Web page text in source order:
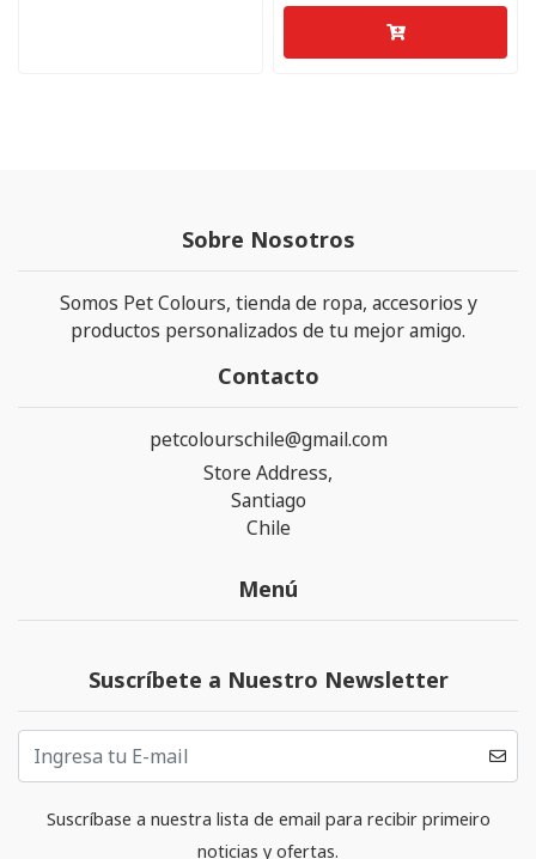
Sobre Nosotros
Somos Pet Colours, tienda de ropa, accesorios y
productos personalizados de tu mejor amigo.
Contacto
petcolourschile@gmail.com
Store Address,
Santiago
Chile
Menú
Suscríbete a Nuestro Newsletter
Suscríbase a nuestra lista de email para recibir primeiro
noticias y ofertas.